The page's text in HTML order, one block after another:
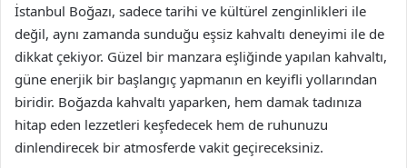
İstanbul Boğazı, sadece tarihi ve kültürel zenginlikleri ile
değil, aynı zamanda sunduğu eşsiz kahvaltı deneyimi ile de
dikkat çekiyor. Güzel bir manzara eşliğinde yapılan kahvaltı,
güne enerjik bir başlangıç yapmanın en keyifli yollarından
biridir. Boğazda kahvaltı yaparken, hem damak tadınıza
hitap eden lezzetleri keşfedecek hem de ruhunuzu
dinlendirecek bir atmosferde vakit geçireceksiniz.